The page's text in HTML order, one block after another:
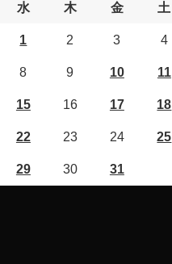
水 木 金 土
1 2 3 4
8 9 10 11
15 16 17 18
22 23 24 25
29 30 31